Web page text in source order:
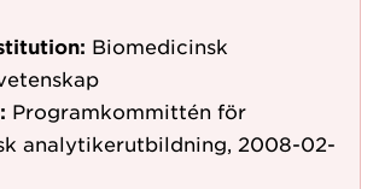
Biomedicinsk
Programkommittén för
analytikerutbildning, 2008-02-